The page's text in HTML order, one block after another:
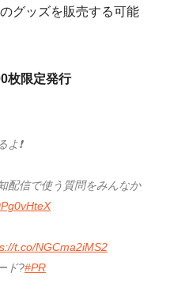
グッズを販売する可能
枚限定発行
❗
配信で使う質問をみんなか
t.co/NGCma2iMS2
ド?#PR